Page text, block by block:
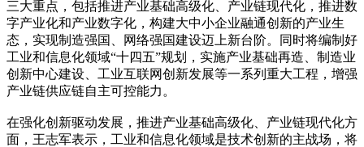
三大重点，包括推进产业基础高级化、产业链现代化，推进数
字产业化和产业数字化，构建大中小企业融通创新的产业生
态，实现制造强国、网络强国建设迈上新台阶。同时将编制好
工业和信息化领域“十四五”规划，实施产业基础再造、制造业
创新中心建设、工业互联网创新发展等一系列重大工程，增强
产业链供应链自主可控能力。
在强化创新驱动发展，推进产业基础高级化、产业链现代化方
面，王志军表示，工业和信息化领域是技术创新的主战场，将